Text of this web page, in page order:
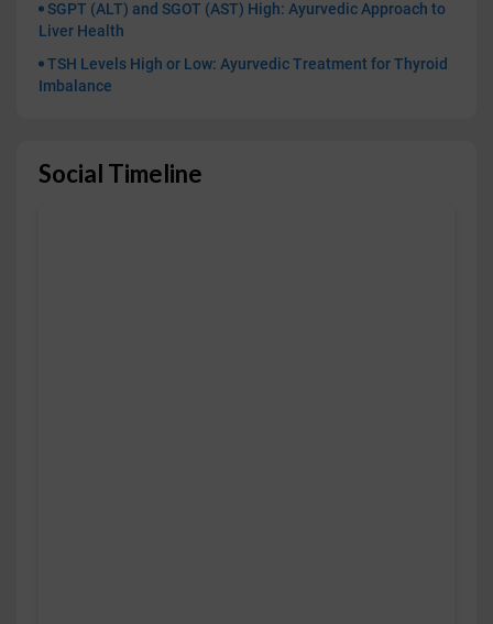
SGPT (ALT) and SGOT (AST) High: Ayurvedic Approach to
Liver Health
TSH Levels High or Low: Ayurvedic Treatment for Thyroid
Imbalance
Social Timeline